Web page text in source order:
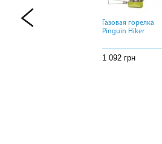
Газовая горелка
Газовая горелка
Pinguin Hiker
1 092 грн